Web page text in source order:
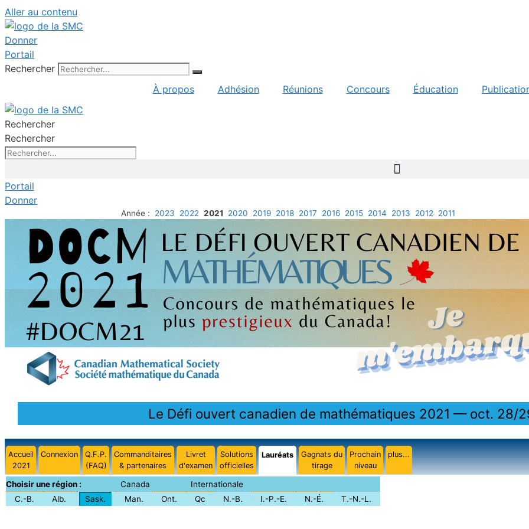
Aller au contenu
Donner
Portail
Rechercher
À propos
Adhésion Réunions Concours Éducation
Rechercher
Rechercher
Portail
Donner
Année : 2023 2022 2021 2020 2019 2018 2017 2016 2015 2014 2013 2012 2011
Le Défi ouvert canadien de mathématiques 2021 — oct. 28/
Accueil
2021
Connexion
Q.F.P.
(FAQ)
Commanditaires
& partenaires
Livret
d'examen
Solutions
officielles
Lauréats
Gagnats du
tirage
Prochain
niveau
plus...
Choisir une région : Canada
Internationale
C.-B.
Alb. Sask. Man. Ont. Qc N.-B. I.-P.-E. N.-É. T.-N.-L.